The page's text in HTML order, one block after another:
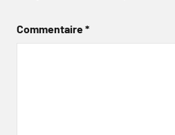
Commentaire*